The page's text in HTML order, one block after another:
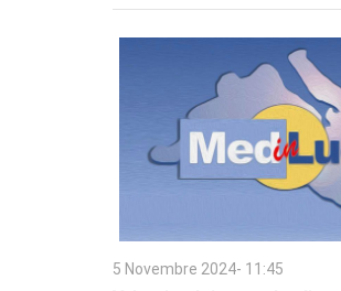
5 Novembre 2024- 11:45